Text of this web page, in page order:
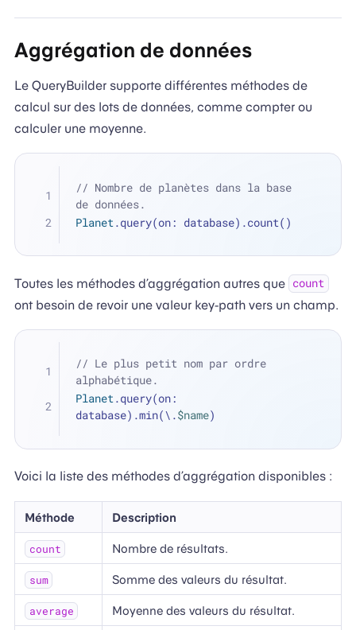
Aggrégation de données
Le QueryBuilder supporte différentes méthodes de
calcul sur des lots de données, comme compter ou
calculer une moyenne.
// Nombre de planètes dans la base
de données.
Planet .query(on: database).count()
Toutes les méthodes d’aggrégation autres que count
ont besoin de revoir une valeur key-path vers un champ.
// Le plus petit nom par ordre
alphabétique.
Planet.query(on:
database).min(\.$name)
Voici la liste des méthodes d’aggrégation disponibles :
Méthode Description
count Nombre de résultats.
sum Somme des valeurs du résultat.
average Moyenne des valeurs du résultat.